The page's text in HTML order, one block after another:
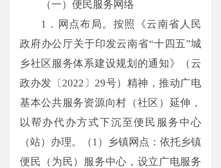
（一）便民服务网络
1 ．网点布局。按照《云南省人民
政府办公厅关于印发云南省“十四五”城
乡社区服务体系建设规划的通知》（云
政办发〔2022 〕 29号）精神，推动广电
基本公共服务资源向村（社区）延伸，
以帮办代办方式下沉至便民服务中心
（站）办理。（ 1）乡镇网点：依托乡镇
便民（为民）服务中心，设立广电服务